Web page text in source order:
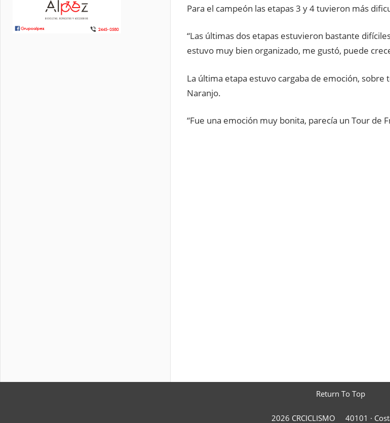
Para el campeón las etapas 3 y 4 tuvieron más
“Las últimas dos etapas estuvieron bastante
estuvo muy bien organizado, me gustó, puede
La última etapa estuvo cargaba de emoción, sobre
Naranjo.
“Fue una emoción muy bonita, parecía un Tour de
Return To Top
2026 CRCICLISMO 40101 ·